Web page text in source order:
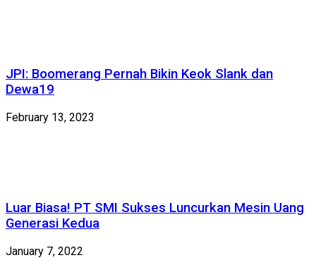
JPI: Boomerang Pernah Bikin Keok Slank dan
Dewa19
February 13, 2023
Luar Biasa! PT SMI Sukses Luncurkan Mesin Uang
Generasi Kedua
January 7, 2022